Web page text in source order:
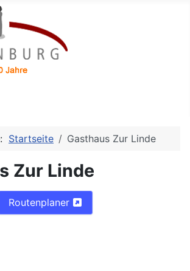
Startseite Gasthaus Zur Linde
Zur Linde
Routenplaner